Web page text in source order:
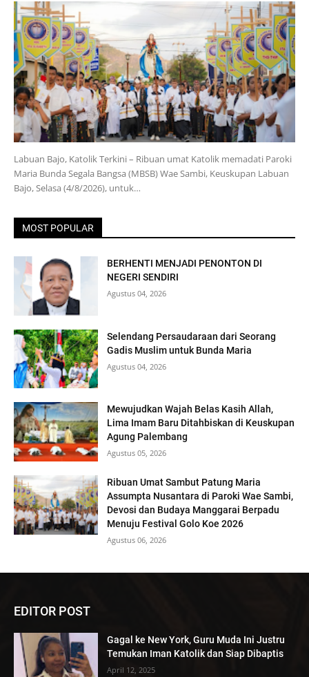
Labuan Bajo, Katolik Terkini – Ribuan umat Katolik memadati Paroki
Maria Bunda Segala Bangsa (MBSB) Wae Sambi, Keuskupan Labuan
Bajo, Selasa (4/8/2026), untuk…
MOST POPULAR
BERHENTI MENJADI PENONTON DI
NEGERI SENDIRI
Agustus 04, 2026
Selendang Persaudaraan dari Seorang
Gadis Muslim untuk Bunda Maria
Agustus 04, 2026
Mewujudkan Wajah Belas Kasih Allah,
Lima Imam Baru Ditahbiskan di Keuskupan
Agung Palembang
Agustus 05, 2026
Ribuan Umat Sambut Patung Maria
Assumpta Nusantara di Paroki Wae Sambi,
Devosi dan Budaya Manggarai Berpadu
Menuju Festival Golo Koe 2026
Agustus 06, 2026
EDITOR POST
Gagal ke New York, Guru Muda Ini Justru
Temukan Iman Katolik dan Siap Dibaptis
April 12, 2025